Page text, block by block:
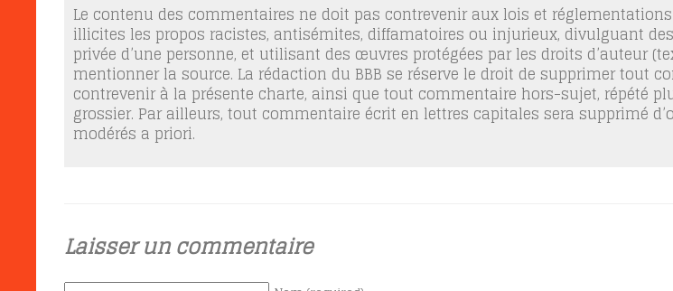
Le contenu des commentaires ne doit pas contrevenir aux lois et
illicites les propos racistes, antisémites, diffamatoires ou injurieux, divulguant
privée d’une personne, et utilisant des œuvres protégées par les droits d’auteur
mentionner la source. La rédaction du BBB se réserve le droit de supprimer tout
contrevenir à la présente charte, ainsi que tout commentaire hors-sujet, répété
grossier. Par ailleurs, tout commentaire écrit en lettres capitales sera supprimé
modérés a priori.
Laisser un commentaire